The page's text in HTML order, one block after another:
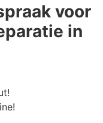
voor
in